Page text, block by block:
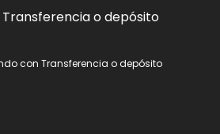
Transferencia o depósito
con Transferencia o depósito